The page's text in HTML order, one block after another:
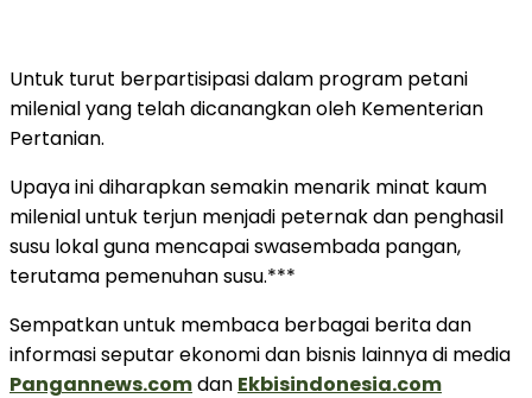
Untuk turut berpartisipasi dalam program petani
milenial yang telah dicanangkan oleh Kementerian
Pertanian.
Upaya ini diharapkan semakin menarik minat kaum
milenial untuk terjun menjadi peternak dan penghasil
susu lokal guna mencapai swasembada pangan,
terutama pemenuhan susu.***
Sempatkan untuk membaca berbagai berita dan
informasi seputar ekonomi dan bisnis lainnya di media
Pangannews.comdan Ekbisindonesia.com